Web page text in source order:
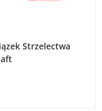
Strzelectwa